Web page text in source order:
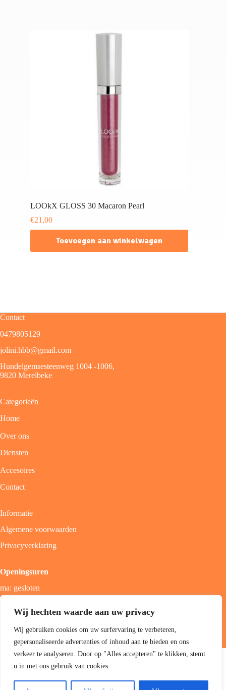
Wij hechten waarde aan uw privacy
Wij gebruiken cookies om uw surfervaring te verbeteren,
gepersonaliseerde advertenties of inhoud aan te bieden en ons
verkeer te analyseren. Door op "Alles accepteren" te klikken, stemt
u in met ons gebruik van cookies.
LOOkX GLOSS 30 Macaron Pearl
€21,00
Toevoegen aan winkelwagen
Contact
0479805129
jolini.hbb@gmail.com
Hundelgemsesteenweg 1004 -1006,
9820 Merelbeke
Categorieën
Home
Over ons
Diensten
Accesoires
Contact
Informatie
Algemene voorwaarden
Privacyverklaring
Openingsuren
ma: gesloten
zon; gesloten
Copyright 2026 Jolini hair & beauty boutique -Best4u Group
B.V.